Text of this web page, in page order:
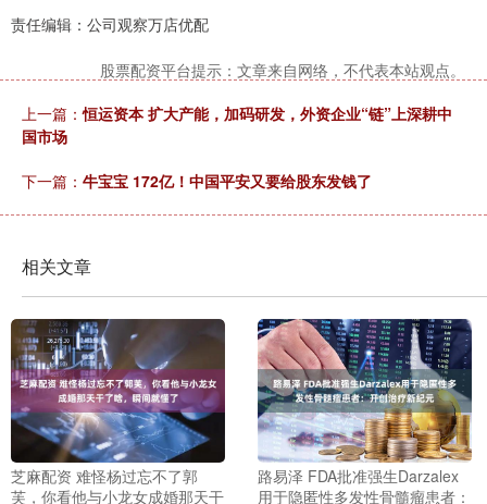
责任编辑：公司观察万店优配
股票配资平台提示：文章来自网络，不代表本站观点。
上一篇：恒运资本 扩大产能，加码研发，外资企业“链”上深耕中
国市场
下一篇： 牛宝宝 172亿！中国平安又要给股东发钱了
相关文章
芝麻配资 难怪杨过忘不了郭
芙，你看他与小龙女成婚那天干
路易泽 FDA批准强生Darzalex
用于隐匿性多发性骨髓瘤患者：